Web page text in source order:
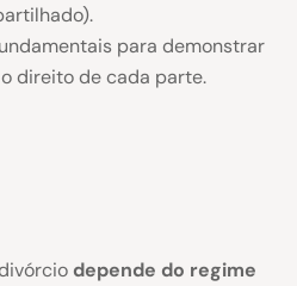
para demonstrar
direito de cada parte.
depende do regime